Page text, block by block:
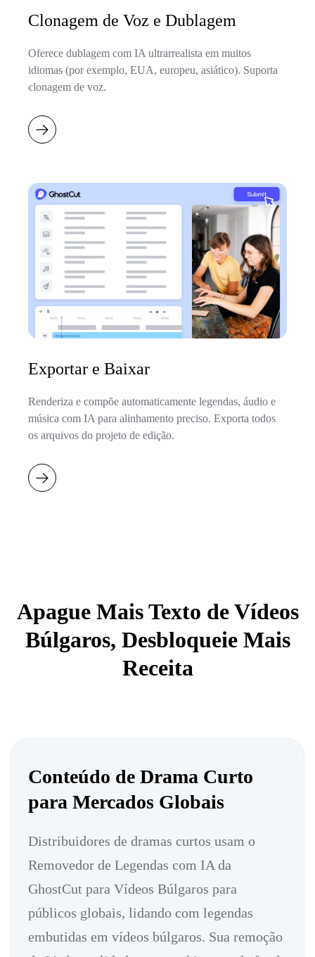
Clonagem de Voz e Dublagem
Oferece dublagem com IA ultrarrealista em muitos
idiomas (por exemplo, EUA, europeu, asiático). Suporta
clonagem de voz.
Exportar e Baixar
Renderiza e compõe automaticamente legendas, áudio e
música com IA para alinhamento preciso. Exporta todos
os arquivos do projeto de edição.
Apague Mais Texto de Vídeos
Búlgaros, Desbloqueie Mais
Receita
Conteúdo de Drama Curto
para Mercados Globais
Distribuidores de dramas curtos usam o
Removedor de Legendas com IA da
GhostCut para Vídeos Búlgaros para
públicos globais, lidando com legendas
embutidas em vídeos búlgaros. Sua remoção